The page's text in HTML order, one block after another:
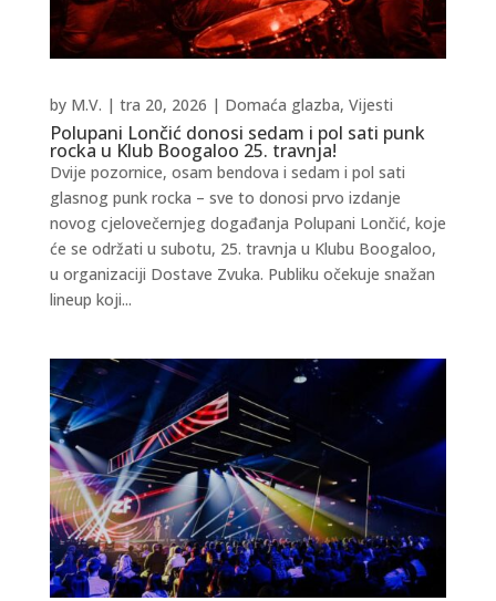
Polupani Lončić donosi sedam i pol sati punk
rocka u Klub Boogaloo 25. travnja!
by M.V. | tra 20, 2026 | Domaća glazba, Vijesti
Dvije pozornice, osam bendova i sedam i pol sati
glasnog punk rocka – sve to donosi prvo izdanje
novog cjelovečernjeg događanja Polupani Lončić, koje
će se održati u subotu, 25. travnja u Klubu Boogaloo,
u organizaciji Dostave Zvuka. Publiku očekuje snažan
lineup koji...